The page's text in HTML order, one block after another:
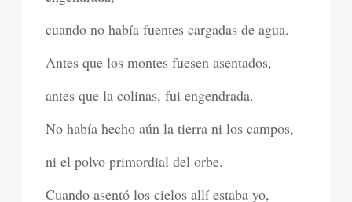
cuando no había fuentes cargadas de agua.
Antes que los montes fuesen asentados,
antes que la colinas, fui engendrada.
No había hecho aún la tierra ni los campos,
ni el polvo primordial del orbe.
Cuando asentó los cielos allí estaba yo,